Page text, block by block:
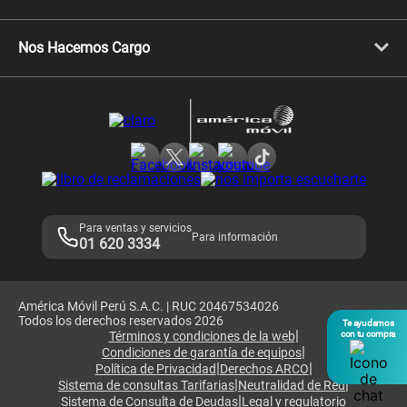
Te ayudamos
con tu compra
Celulares Motorola
Llamada por llamada
Comprobantes electrónicos
Consulta de IMEI
Nos Hacemos Cargo
Consulta de reclamos
Adquirientes iPhone 6, 6S y SE
Mensaje de Seguridad
Términos y Condiciones de Tienda Claro
Libro de Reclamaciones
Para ventas y servicios
01 620 3334 Para información
América Móvil Perú S.A.C. | RUC 20467534026
Todos los derechos reservados 2026
Términos y condiciones de la web|
Condiciones de garantía de equipos|
Política de Privacidad|Derechos ARCO|
Sistema de consultas Tarifarias|Neutralidad de Red|
Sistema de Consulta de Deudas|Legal y regulatorio